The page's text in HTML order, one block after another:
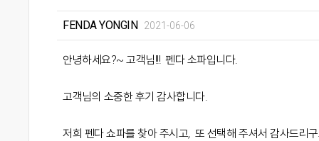
FENDA YONGIN 2021-06-06
안녕하세요?~ 고객님!!! 펜다 소파입니다.
고객님의 소중한 후기 감사합니다.
저희 펜다 쇼파를 찾아 주시고, 또 선택해 주셔서 감사드리